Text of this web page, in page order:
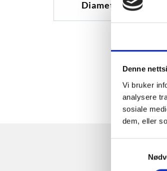
Denne
Vi bruker
analysere
sosiale
dem, eller
Diameter